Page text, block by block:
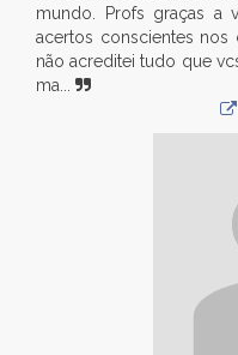
mundo. Profs graças a
acertos conscientes
não acreditei tudo que
ma...